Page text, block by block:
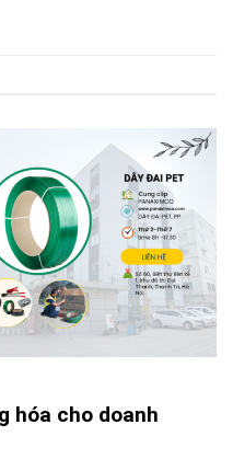
hóa cho doanh